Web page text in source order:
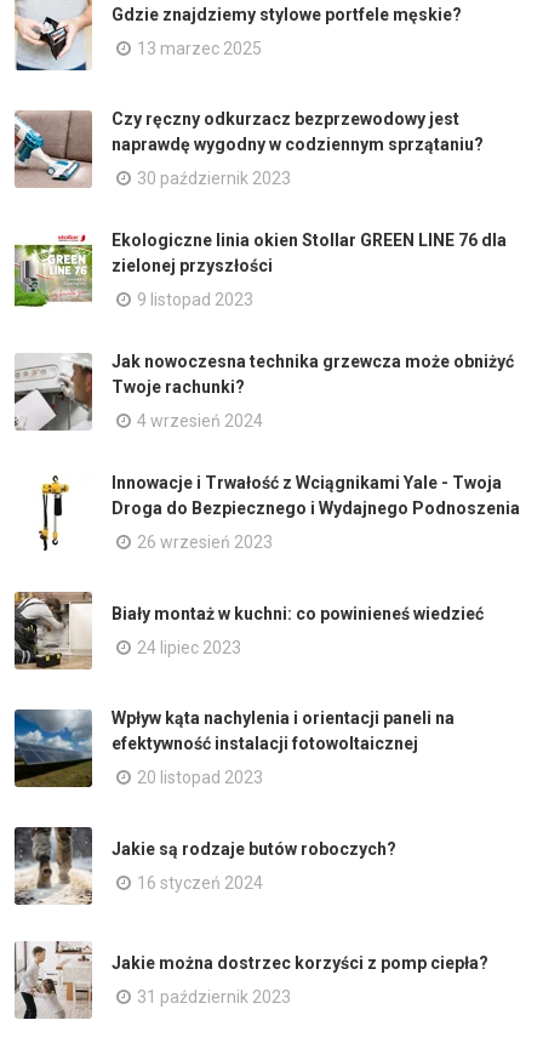
Gdzie znajdziemy stylowe portfele męskie?
13 marzec 2025
Czy ręczny odkurzacz bezprzewodowy jest
naprawdę wygodny w codziennym sprzątaniu?
30 październik 2023
Ekologiczne linia okien Stollar GREEN LINE 76 dla
zielonej przyszłości
9 listopad 2023
Jak nowoczesna technika grzewcza może obniżyć
Twoje rachunki?
4 wrzesień 2024
Innowacje i Trwałość z Wciągnikami Yale - Twoja
Droga do Bezpiecznego i Wydajnego Podnoszenia
26 wrzesień 2023
Biały montaż w kuchni: co powinieneś wiedzieć
24 lipiec 2023
Wpływ kąta nachylenia i orientacji paneli na
efektywność instalacji fotowoltaicznej
20 listopad 2023
Jakie są rodzaje butów roboczych?
16 styczeń 2024
Jakie można dostrzec korzyści z pomp ciepła?
31 październik 2023